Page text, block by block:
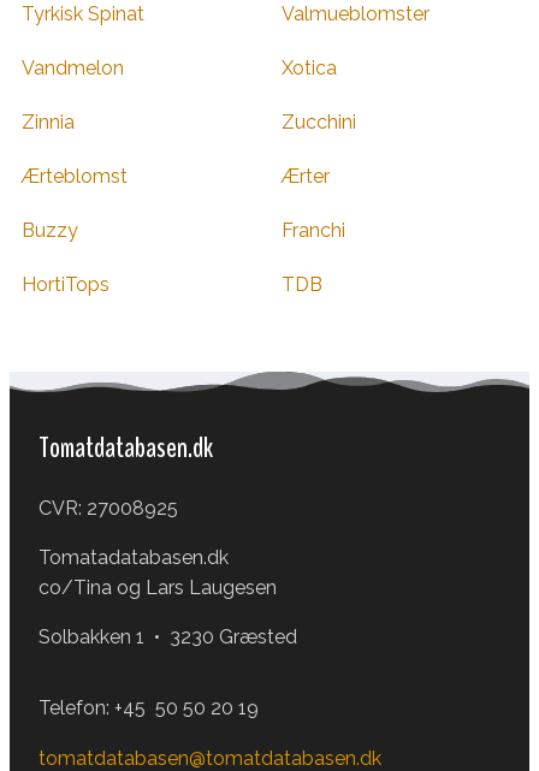
Tyrkisk Spinat Valmueblomster
Vandmelon Xotica
Zinnia Zucchini
Ærteblomst Ærter
Buzzy Franchi
HortiTops TDB
Tomatdatabasen.dk
CVR: 27008925
Tomatadatabasen.dk
co/Tina og Lars Laugesen
Solbakken 1 • 3230 Græsted
Telefon: +45 50 50 20 19
tomatdatabasen@tomatdatabasen.dk